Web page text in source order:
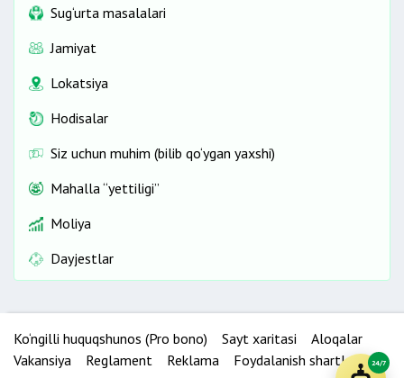
Sug‘urta masalalari
Jamiyat
Lokatsiya
Hodisalar
Siz uchun muhim (bilib qo‘ygan yaxshi)
Mahalla “yettiligi”
Moliya
Dayjestlar
Ko‘ngilli huquqshunos (Pro bono) Sayt xaritasi
Aloqalar
Vakansiya
Reglament Reklama Foydalanish shartlari 24/7